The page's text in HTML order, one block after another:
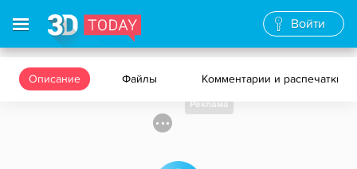
Войти
Описание Файлы Комментарии и распечатки
Реклама